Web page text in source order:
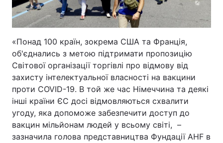
«Понад 100 країн, зокрема США та Франція,
об'єднались з метою підтримати пропозицію
Світової організації торгівлі про відмову від
захисту інтелектуальної власності на вакцини
проти COVID-19. В той же час Німеччина та деякі
інші країни ЄС досі відмовляються схвалити
угоду, яка допоможе забезпечити доступ до
вакцин мільйонам людей у всьому світі, –
зазначила голова представництва Фундації AHF в